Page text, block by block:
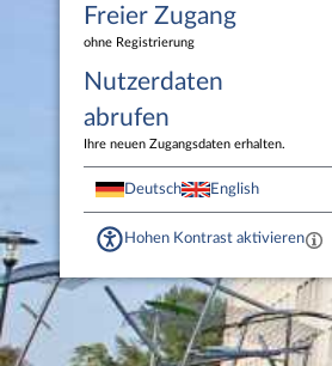
Freier Zugang
ohne Registrierung
Nutzerdaten
abrufen
Ihre neuen Zugangsdaten erhalten.
Deutsch English
Hohen Kontrast aktivieren